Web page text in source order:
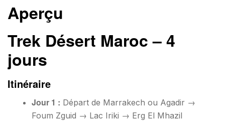
Aperçu
Trek Désert Maroc – 4
jours
Itinéraire
Jour 1 : Départ de Marrakech ou Agadir →
Foum Zguid → Lac Iriki → Erg El Mhazil